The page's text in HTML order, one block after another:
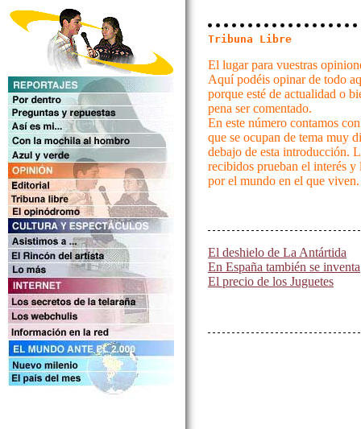
Tribuna Libre
El lugar para vuestras
Aquí podéis opinar de todo
porque esté de actualidad o
pena ser comentado.
En este número contamos
que se ocupan de tema muy
debajo de esta introducción.
recibidos prueban el interés
por el mundo en el que viven.
El deshielo de La Antártida
En España también se inventa
El precio de los Juguetes